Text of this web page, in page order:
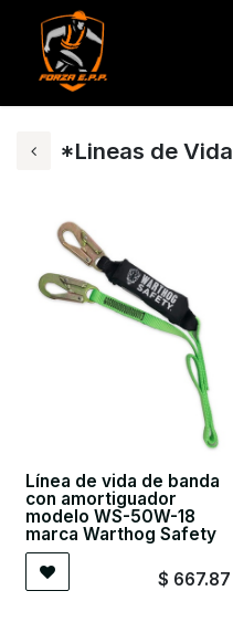
*Lineas de Vida
Línea de vida de banda
con amortiguador
modelo WS-50W-18
marca Warthog Safety
$ 667.87